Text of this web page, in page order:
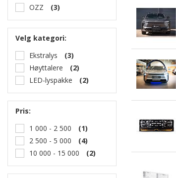
OZZ
(3)
Velg kategori:
Ekstralys
(3)
Høyttalere
(2)
LED-lyspakke
(2)
Pris:
1 000 - 2 500
(1)
2 500 - 5 000
(4)
10 000 - 15 000
(2)